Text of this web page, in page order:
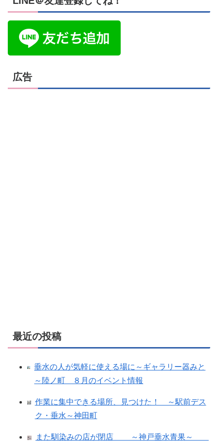
広告
最近の投稿
垂水の人が気軽に使える場に～ギャラリー器みと
～陸ノ町 ８月のイベント情報
作業に集中できる場所、見つけた！ ～駅前デス
ク・垂水～神田町
また馴染みの店が閉店 ～神戸垂水青果～